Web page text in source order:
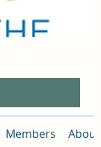
Members About